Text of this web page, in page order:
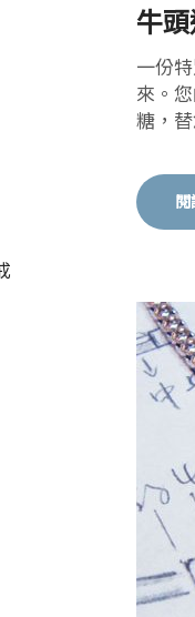
牛
一份
來。
糖，